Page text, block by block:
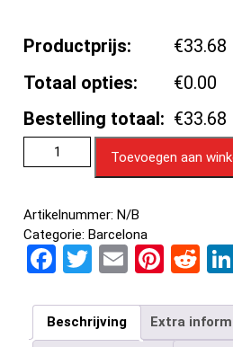
Productprijs:
€33.68
Totaal opties:
€0.00
Bestelling totaal: €33.68
Toevoegen aan
Artikelnummer:N/B
Categorie:Barcelona
F
ce
T
tt
E
ail
Pi
er
R
d
Beschrijving Extra